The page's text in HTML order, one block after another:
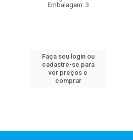
Embalagem: 3
Faça seu login ou
cadastre-se para
ver preços e
comprar